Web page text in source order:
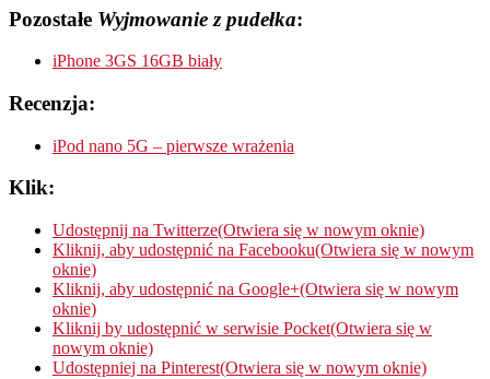
Pozostałe Wyjmowanie z pudełka:
iPhone 3GS 16GB biały
Recenzja:
iPod nano 5G – pierwsze wrażenia
Klik:
Udostępnij na Twitterze(Otwiera się w nowym oknie)
Kliknij, aby udostępnić na Facebooku(Otwiera się w nowym
oknie)
Kliknij, aby udostępnić na Google+(Otwiera się w nowym
oknie)
Kliknij by udostępnić w serwisie Pocket(Otwiera się w
nowym oknie)
Udostępniej na Pinterest(Otwiera się w nowym oknie)